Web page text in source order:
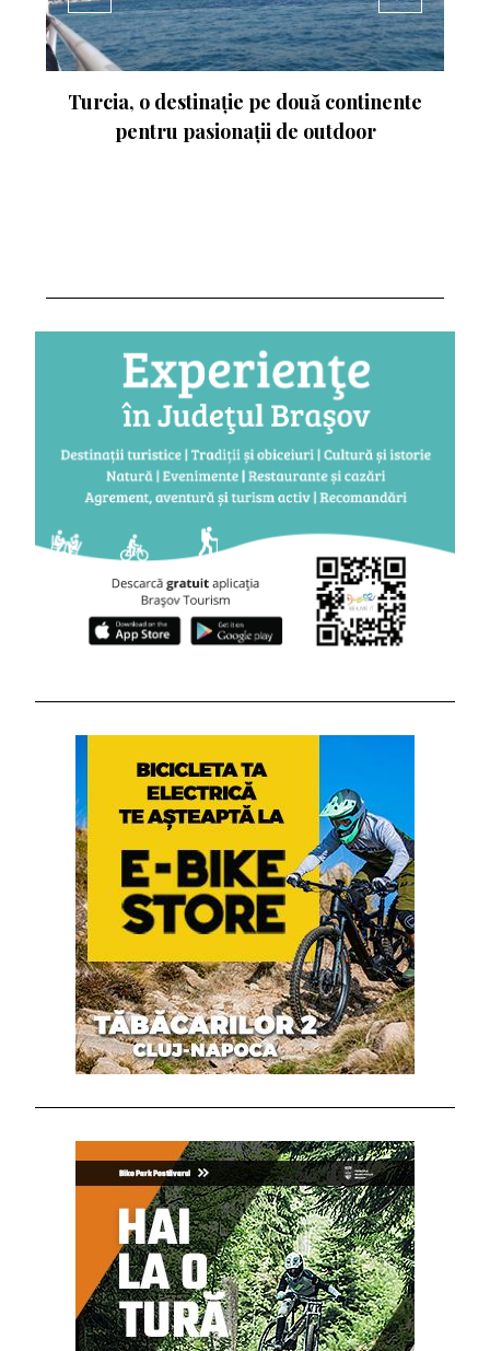
două continente
de outdoor
Experimentează turismul
Ungaria. Budapesta va fi